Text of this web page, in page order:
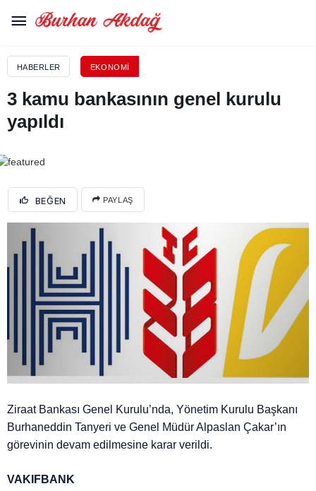
HABERLER EKONOMI
3 kamu bankasının genel kurulu
yapıldı
BEĞEN PAYLAŞ
Ziraat Bankası Genel Kurulu’nda, Yönetim Kurulu Başkanı
Burhaneddin Tanyeri ve Genel Müdür Alpaslan Çakar’ın
görevinin devam edilmesine karar verildi.
VAKIFBANK